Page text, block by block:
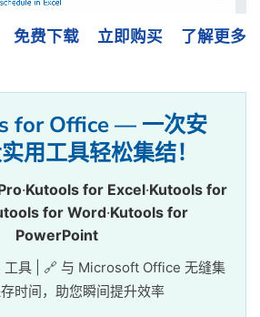
免费下载 立即购买 了解更多
for Office — 一次安
用工具轻松集结！
·Kutools for Excel·Kutools for
for Word·Kutools for
PowerPoint
工具 | 🔗 与 Microsoft Office 无缝集
存时间，助您瞬间提升效率